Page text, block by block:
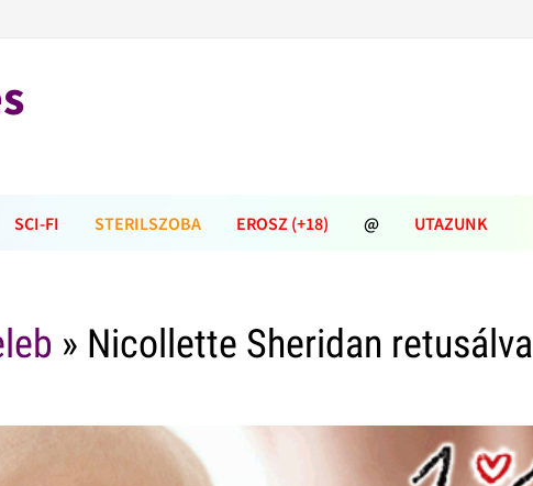
SCI-FI STERILSZOBA EROSZ (+18) @ UTAZUNK
» Nicollette Sheridan retusálva